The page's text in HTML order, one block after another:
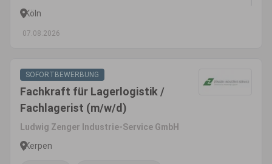
Köln
07.08.2026
SOFORTBEWERBUNG
Fachkraft für Lagerlogistik /
Fachlagerist (m/w/d)
Ludwig Zenger Industrie-Service GmbH
Kerpen